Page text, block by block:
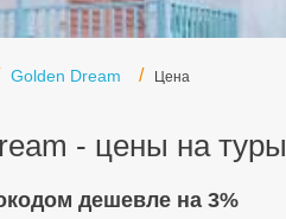
Golden Dream Цена
- цены на туры
дешевле на 3%